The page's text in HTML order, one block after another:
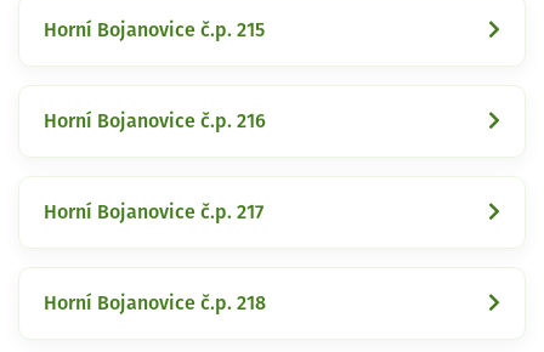
Horní Bojanovice č.p. 215
Horní Bojanovice č.p. 216
Horní Bojanovice č.p. 217
Horní Bojanovice č.p. 218